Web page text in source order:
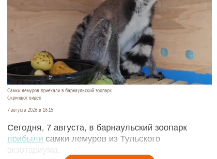
Самки лемуров приехали в барнаульский зоопарк.
Скриншот видео
7 августа 2026 в 16:15
Сегодня, 7 августа, в барнаульский зоопарк
прибыли самки лемуров из Тульского
экзотариума.